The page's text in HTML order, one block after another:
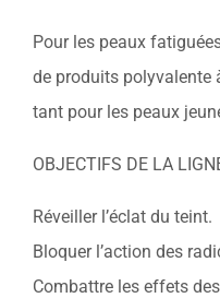
Bestsellers
Soldes
Pour les peaux
de produits polyvalente
tant pour les peaux
OBJECTIFS DE LA
Réveiller l’éclat du teint.
Bloquer l’action des
Combattre les effets